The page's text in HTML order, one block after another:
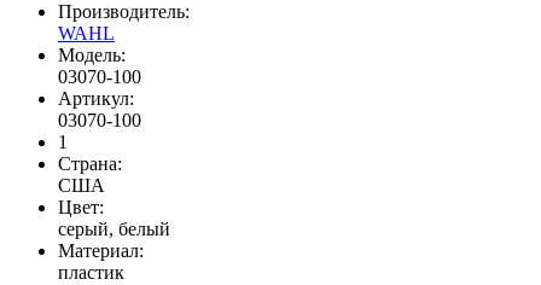
Производитель:
WAHL
Модель:
03070-100
Артикул:
03070-100
1
Страна:
США
Цвет:
серый, белый
Материал:
пластик